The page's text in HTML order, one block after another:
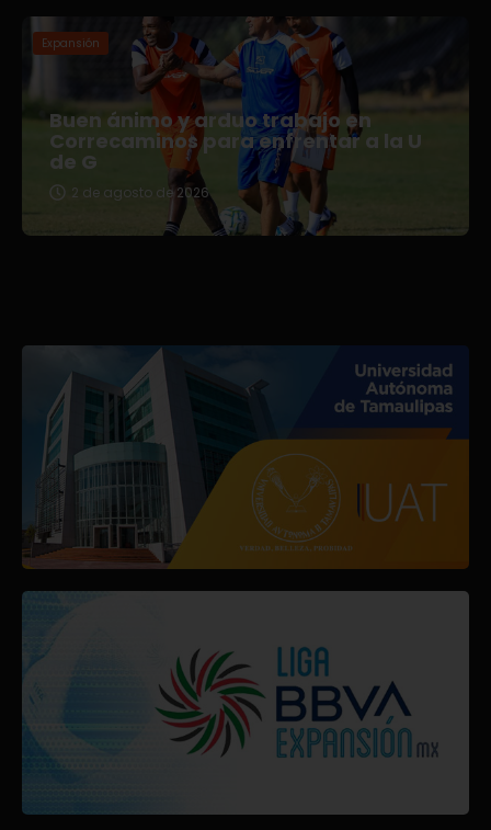
Expansión
Buen ánimo y arduo trabajo en
Correcaminos para enfrentar a la U
de G
2 de agosto de 2026